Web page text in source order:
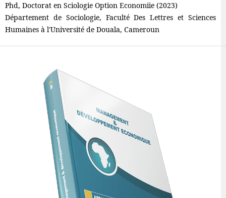
Phd, Doctorat en Sciologie Option Economiie (2023)
Département de Sociologie, Faculté Des Lettres et Sciences
Humaines à l'Université de Douala, Cameroun